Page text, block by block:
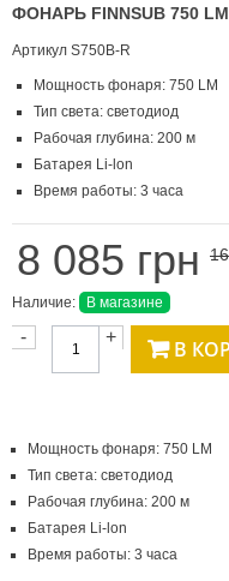
ФОНАРЬ FINNSUB 750
Артикул S750B-R
Мощность фонаря: 750 LM
Тип света: светодиод
Рабочая глубина: 200 м
Батарея Li-lon
Время работы: 3 часа
8 085 грн
Наличие: В магазине
- + В
Мощность фонаря: 750 LM
Тип света: светодиод
Рабочая глубина: 200 м
Батарея Li-lon
Время работы: 3 часа